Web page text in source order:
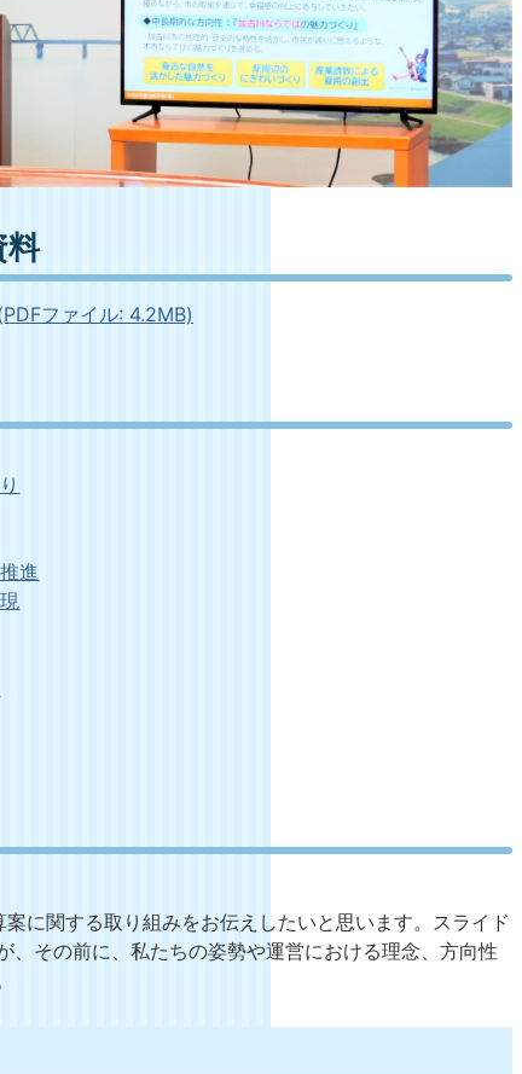
料
ファイル: 4.2MB)
進
に関する取り組みをお伝えしたいと思います。スライド
、その前に、私たちの姿勢や運営における理念、方向性